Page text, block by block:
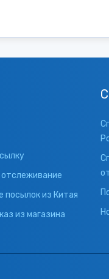
посылок из Китая
из магазина